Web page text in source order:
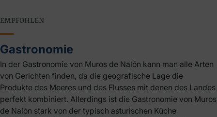
EMPFOHLEN
Gastronomie
In der Gastronomie von Muros de Nalón kann man alle Arten
von Gerichten finden, da die geografische Lage die
Produkte des Meeres und des Flusses mit denen des Landes
perfekt kombiniert. Allerdings ist die Gastronomie von Muros
de Nalón stark von der typisch asturischen Küche